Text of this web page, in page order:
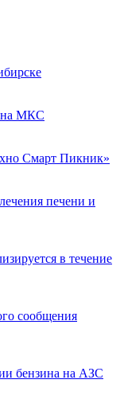
на МКС
Смарт Пикник»
печени и
в течение
сообщения
бензина на АЗС